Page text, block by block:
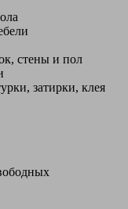
стены и пол
затирки, клея